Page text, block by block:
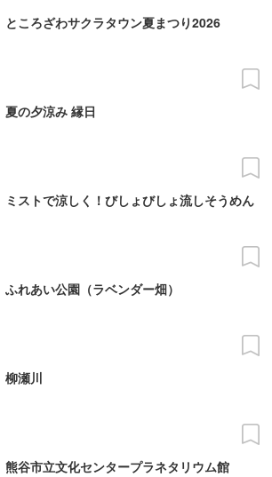
ところざわサクラタウン夏まつり2026
夏の夕涼み 縁日
ミストで涼しく！びしょびしょ流しそうめん
ふれあい公園（ラベンダー畑）
柳瀬川
熊谷市立文化センタープラネタリウム館